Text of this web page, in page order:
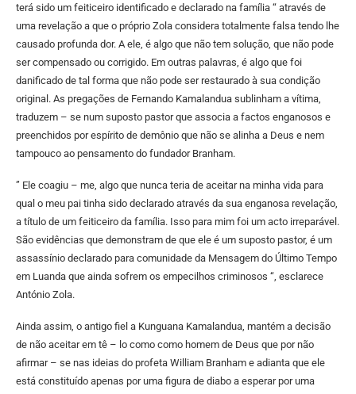
terá sido um feiticeiro identificado e declarado na família “ através de
uma revelação a que o próprio Zola considera totalmente falsa tendo lhe
causado profunda dor. A ele, é algo que não tem solução, que não pode
ser compensado ou corrigido. Em outras palavras, é algo que foi
danificado de tal forma que não pode ser restaurado à sua condição
original. As pregações de Fernando Kamalandua sublinham a vítima,
traduzem – se num suposto pastor que associa a factos enganosos e
preenchidos por espírito de demônio que não se alinha a Deus e nem
tampouco ao pensamento do fundador Branham.
” Ele coagiu – me, algo que nunca teria de aceitar na minha vida para
qual o meu pai tinha sido declarado através da sua enganosa revelação,
a título de um feiticeiro da família. Isso para mim foi um acto irreparável.
São evidências que demonstram de que ele é um suposto pastor, é um
assassínio declarado para comunidade da Mensagem do Último Tempo
em Luanda que ainda sofrem os empecilhos criminosos “, esclarece
António Zola.
Ainda assim, o antigo fiel a Kunguana Kamalandua, mantém a decisão
de não aceitar em tê – lo como como homem de Deus que por não
afirmar – se nas ideias do profeta William Branham e adianta que ele
está constituído apenas por uma figura de diabo a esperar por uma